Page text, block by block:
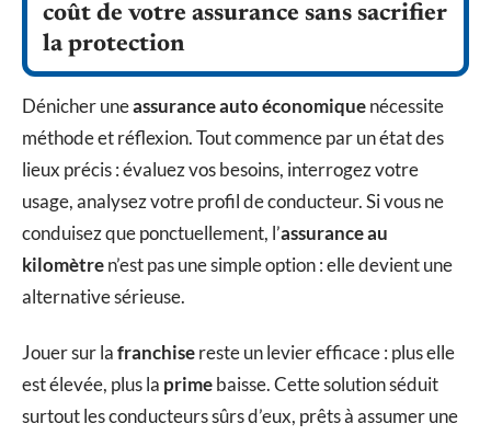
coût de votre assurance sans sacrifier
la protection
Dénicher uneassurance auto économiquenécessite
méthode et réflexion. Tout commence par un état des
lieux précis : évaluez vos besoins, interrogez votre
usage, analysez votre profil de conducteur. Si vous ne
conduisez que ponctuellement, l’assurance au
kilomètren’est pas une simple option : elle devient une
alternative sérieuse.
Jouer sur lafranchisereste un levier efficace : plus elle
est élevée, plus la primebaisse. Cette solution séduit
surtout les conducteurs sûrs d’eux, prêts à assumer une